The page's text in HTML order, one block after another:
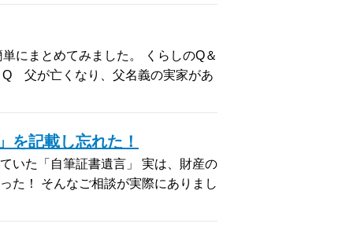
にまとめてみました。 くらしのQ＆
Q 父が亡くなり、父名義の実家があ
を記載し忘れた！
いた「自筆証書遺言」 実は、財産の
た！ そんなご相談が実際にありまし